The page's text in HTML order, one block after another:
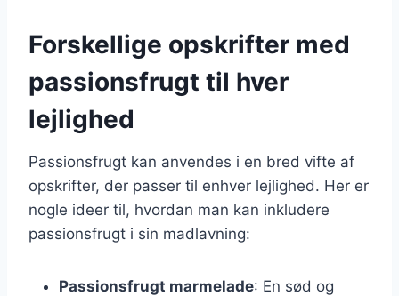
Forskellige opskrifter med
passionsfrugt til hver
lejlighed
Passionsfrugt kan anvendes i en bred vifte af
opskrifter, der passer til enhver lejlighed. Her er
nogle ideer til, hvordan man kan inkludere
passionsfrugt i sin madlavning:
Passionsfrugt marmelade: En sød og